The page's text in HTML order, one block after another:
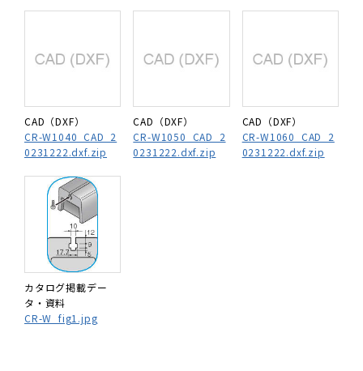
CAD（DXF）
CR-W1040_CAD_2
0231222.dxf.zip
CAD（DXF）
CR-W1050_CAD_2
0231222.dxf.zip
CAD（DXF）
CR-W1060_CAD_2
0231222.dxf.zip
カタログ掲載デー
タ・資料
CR-W_fig1.jpg